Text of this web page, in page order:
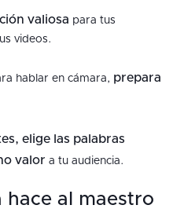
valiosa para tus
videos.
hablar en cámara, prepara
elige las palabras
valor a tu audiencia.
hace al maestro